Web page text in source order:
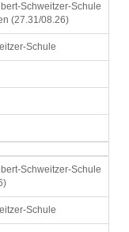
Schweitzer-Schule
(27.31/08.26)
Schule
Schweitzer-Schule
Schule